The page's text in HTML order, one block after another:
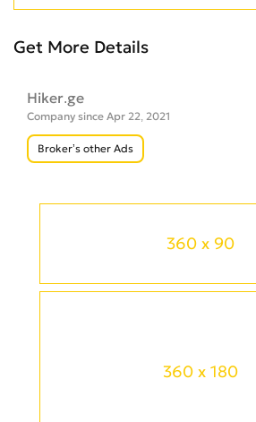
360 x 90
360 x 180
Get More Details
Hiker.ge
Company since Apr 22, 2021
Broker’s other Ads